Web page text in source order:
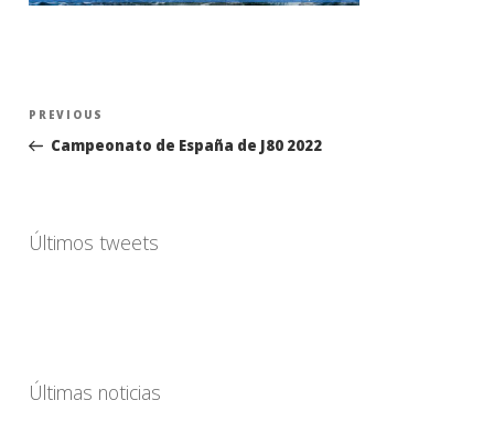
Navegación
entradas
Previous
Post
PREVIOUS
Campeonato de España de J80 2022
Últimos tweets
Últimas noticias